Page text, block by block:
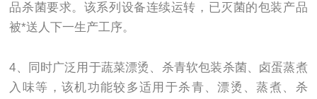
品杀菌要求。该系列设备连续运转，已灭菌的包装产品
被*送人下一生产工序。
4、同时广泛用于蔬菜漂烫、杀青软包装杀菌、卤蛋蒸煮
入味等，该机功能较多适用于杀青、漂烫、蒸煮、杀